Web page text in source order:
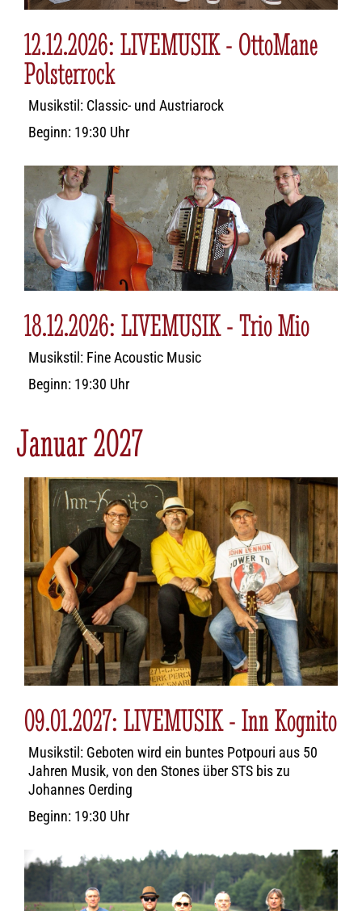
12.12.2026: LIVEMUSIK - OttoMane
Polsterrock
Musikstil: Classic- und Austriarock
Beginn: 19:30 Uhr
18.12.2026: LIVEMUSIK - Trio Mio
Musikstil: Fine Acoustic Music
Beginn: 19:30 Uhr
Januar 2027
09.01.2027: LIVEMUSIK - Inn Kognito
Musikstil: Geboten wird ein buntes Potpouri aus 50
Jahren Musik, von den Stones über STS bis zu
Johannes Oerding
Beginn: 19:30 Uhr